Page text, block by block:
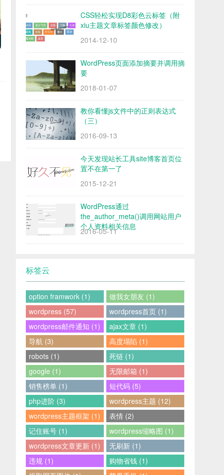
CSS轻松实现D8彩色云标签（附
xiu主题文章标签颜色修改）
2014-12-10
WordPress页面添加摘要并调用摘
要
2018-01-07
教你看懂js文件中的正则表达式
（三）
2016-09-13
今天发现站长工具site博客首页位
置不在第一了
2015-12-21
WordPress通过
the_author_meta()调用网站用户
个人资料相关信息
2016-05-11
标签云
option framwork (1)
做我女朋友 (1)
wordpress (57)
wordpress首页 (1)
wordpress邮件通知 (1)
ajax文章 (1)
导航 (3)
高度塌陷 (1)
robots (1)
死链 (1)
google (1)
无限邮箱 (1)
销售榜单 (1)
短代码 (5)
php进阶 (3)
wordpress主题 (12)
wordpress主题框架 (1)
表情 (2)
记住账号 (1)
wordpress缩略图 (1)
wordpress文章更新 (1)
无刷新 (1)
违规 (1)
购物省钱 (1)